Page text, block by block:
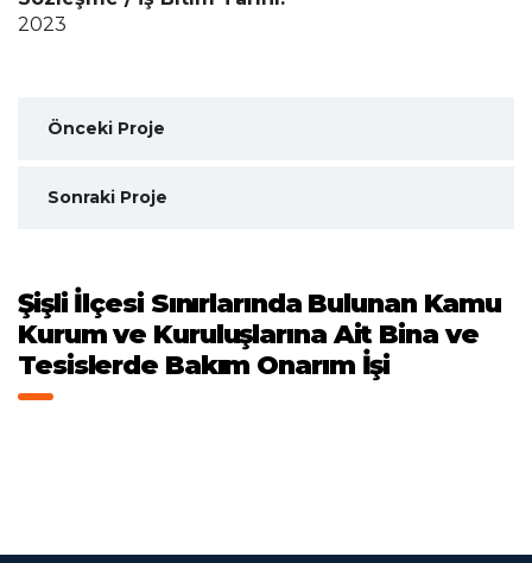
2023
Önceki Proje
Sonraki Proje
Şişli İlçesi Sınırlarında Bulunan Kamu
Kurum ve Kuruluşlarına Ait Bina ve
Tesislerde Bakım Onarım İşi